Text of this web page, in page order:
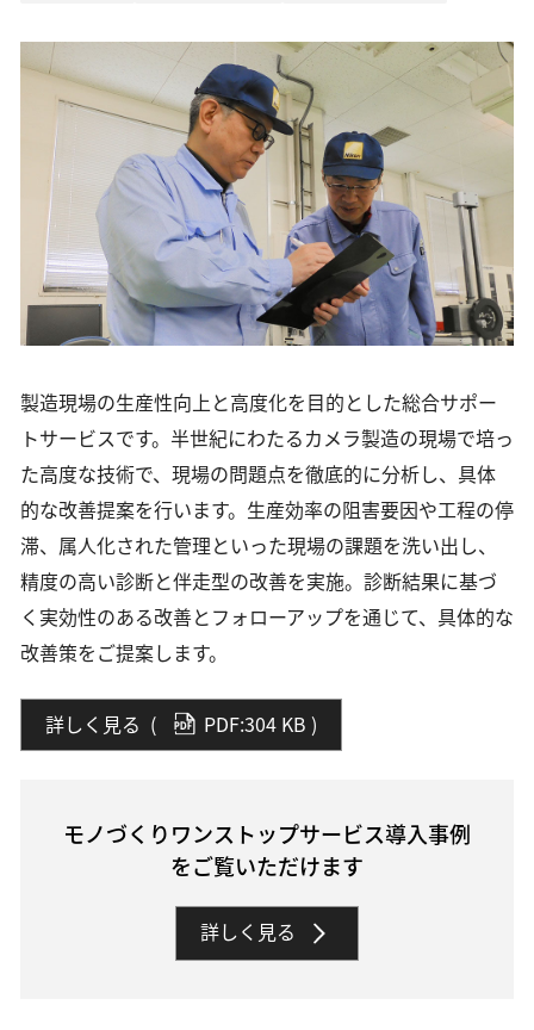
製造現場の生産性向上と高度化を目的とした総合サポー
トサービスです。半世紀にわたるカメラ製造の現場で培っ
た高度な技術で、現場の問題点を徹底的に分析し、具体
的な改善提案を行います。生産効率の阻害要因や工程の停
滞、属人化された管理といった現場の課題を洗い出し、
精度の高い診断と伴走型の改善を実施。診断結果に基づ
く実効性のある改善とフォローアップを通じて、具体的な
改善策をご提案します。
詳しく見る ( PDF:304 KB )
モノづくりワンストップサービス導入事例
をご覧いただけます
詳しく見る